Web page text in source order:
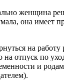
женщина
она имеет
на работу
на отпуск по
и